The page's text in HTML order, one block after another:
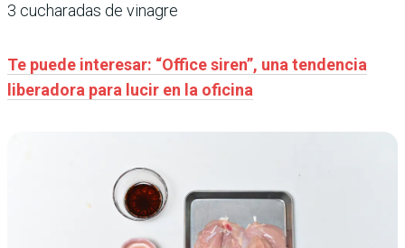
3 cucharadas de vinagre
Te puede interesar: “Office siren”, una tendencia
liberadora para lucir en la oficina